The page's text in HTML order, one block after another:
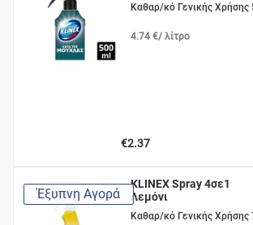
Καθαρ/κό Γενικής Χρήσης
4.74 €/ λίτρο
€2.37
Έξυπνη Αγορά
KLINEX Spray 4σε1
Λεμόνι
Καθαρ/κό Γενικής Χρήσης